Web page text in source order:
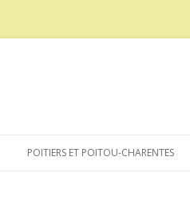
POITIERS ET POITOU-CHARENTES